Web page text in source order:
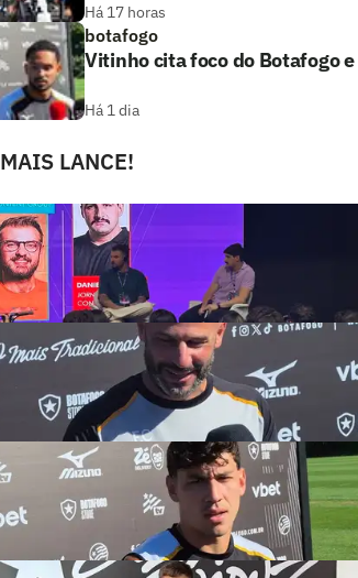
Há 17 horas
botafogo
Vitinho cita foco do Botafogo
Há 1 dia
MAIS LANCE!